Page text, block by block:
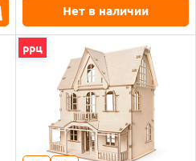
Нет в наличии
ррц